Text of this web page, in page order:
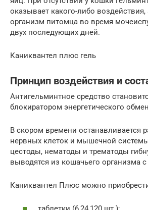
оказывает какого-либо воздействия,
организм питомца во время
двух последующих дней.
Каниквантел плюс гель
Принцип воздействия и
Антигельминтное средство
блокиратором энергетического
В скором времени останавливается
нервных клеток и мышечной
цестоды, нематоды и трематоды
выводятся из кошачьего организма
Каниквантел Плюс можно